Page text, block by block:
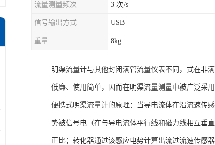
流量测量频次 3 次/s
信号输出方式 USB
重量 8kg
明渠流量计与其他封闭满管流量仪表不同，式在非
低廉、使用简单，因而在明渠流量测量中被广泛采用
便携式明渠流量计的原理：当导电流体在沿流速传
势被信号电（在与导电流体平行线和磁力线相互垂
正比；转化器通过该感应电势计算出流过流速传感